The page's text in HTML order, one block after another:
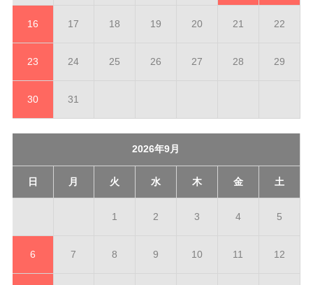
16 17 18 19 20 21 22
23 24 25 26 27 28 29
30 31
2026年9月
日 月 火 水 木 金 土
1 2 3 4 5
6 7 8 9 10 11 12